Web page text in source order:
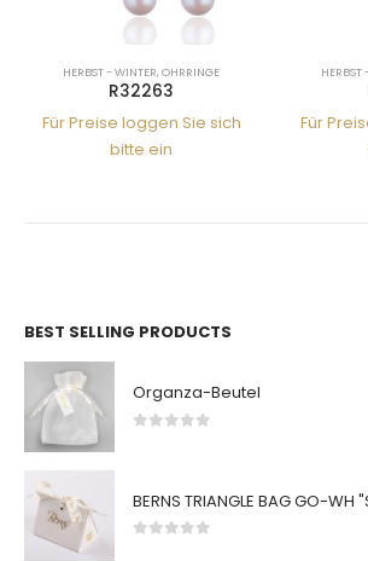
HERBST - WINTER,OHRRINGE
R32263
Für Preise loggen Sie sich
bitte ein
HERBST
Für
BEST SELLING PRODUCTS
Organza-Beutel
BERNS TRIANGLE BAG GO-WH